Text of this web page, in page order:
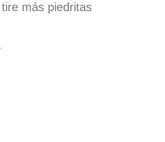
más piedritas